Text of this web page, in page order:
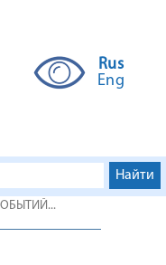
Rus
Eng